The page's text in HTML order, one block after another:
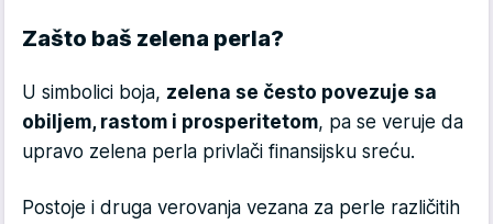
Zašto baš zelena perla?
U simbolici boja, zelena se često povezuje sa
obiljem, rastom i prosperitetom, pa se veruje da
upravo zelena perla privlači finansijsku sreću.
Postoje i druga verovanja vezana za perle različitih